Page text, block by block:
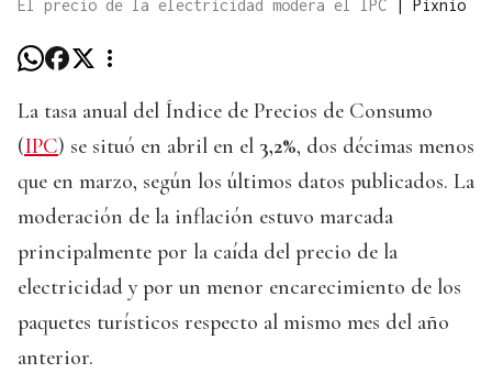
El precio de la electricidad modera el IPC | Pixnio
La tasa anual del Índice de Precios de Consumo
(IPC) se situó en abril en el 3,2%, dos décimas menos
que en marzo, según los últimos datos publicados. La
moderación de la inflación estuvo marcada
principalmente por la caída del precio de la
electricidad y por un menor encarecimiento de los
paquetes turísticos respecto al mismo mes del año
anterior.